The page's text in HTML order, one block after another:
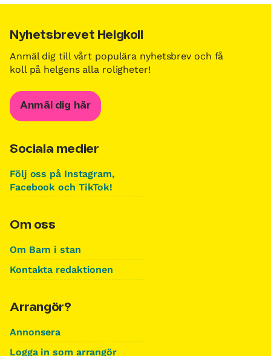
Nyhetsbrevet Helgkoll
Anmäl dig till vårt populära nyhetsbrev och få
koll på helgens alla roligheter!
Anmäl dig här
Sociala medier
Följ oss på Instagram,
Facebook och TikTok!
Om oss
Om Barn i stan
Kontakta redaktionen
Arrangör?
Annonsera
Logga in som arrangör